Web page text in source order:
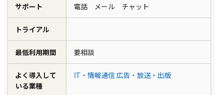
サポート 電話 メール チャット
トライアル
最低利用期間 要相談
よく導入して
いる業種
IT・情報通信 広告・放送・出版